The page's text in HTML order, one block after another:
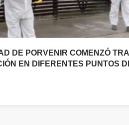
DE PORVENIR COMENZÓ
EN DIFERENTES PUNTOS